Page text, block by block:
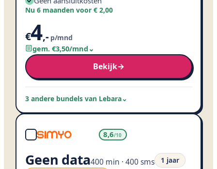
Nu 6 maanden voor € 2,00
€4,-p/mnd
gem. €3,50/mnd ⌄
Bekijk→
3 andere bundels van Lebara⌄
8,6/10
Geen data400 min · 400 sms
1 jaar